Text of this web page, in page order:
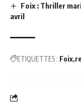
Foix : Thriller
avril
ETIQUETTES : Foix